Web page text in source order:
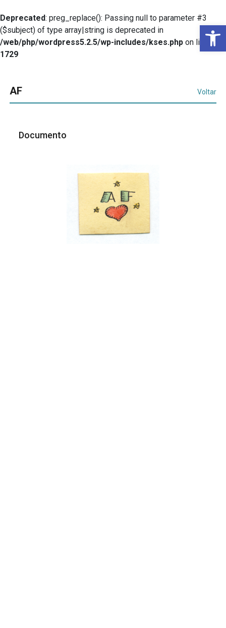
Deprecated: preg_replace(): Passing null to parameter #3
($subject) of type array|string is deprecated in
/web/php/wordpress5.2.5/wp-includes/kses.php on line
1729
AF Voltar
Documento